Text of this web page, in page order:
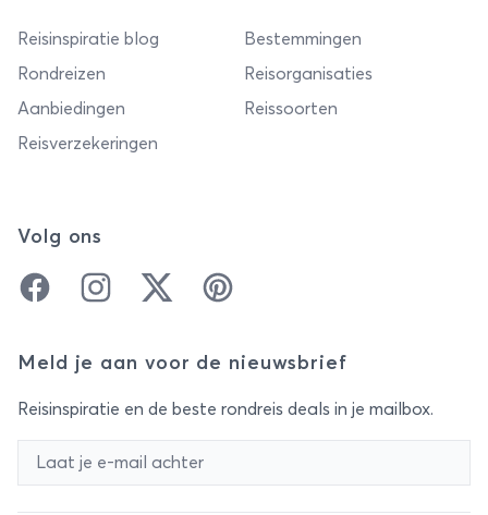
Reisinspiratie blog
Bestemmingen
Rondreizen
Reisorganisaties
Aanbiedingen
Reissoorten
Reisverzekeringen
Volg ons
FacebookInstagramTwitter Pinterest
Meld je aan voor de nieuwsbrief
Reisinspiratie en de beste rondreis deals in je mailbox.